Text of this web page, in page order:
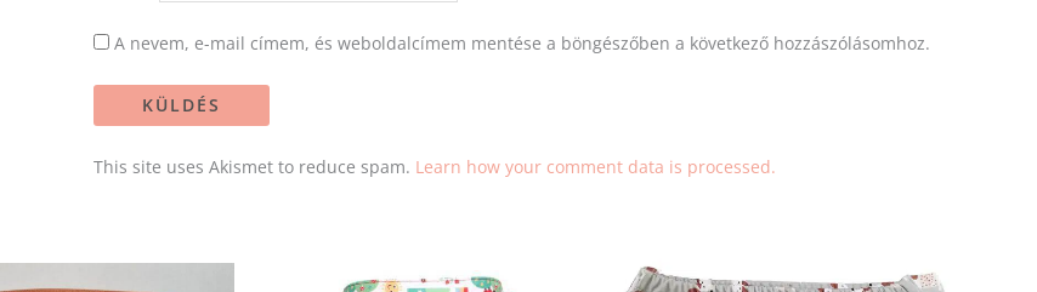
A nevem, e-mail címem, és weboldalcímem mentése a böngészőben a következő hozzászólásomhoz.
This site uses Akismet to reduce spam. Learn how your comment data is processed.
price